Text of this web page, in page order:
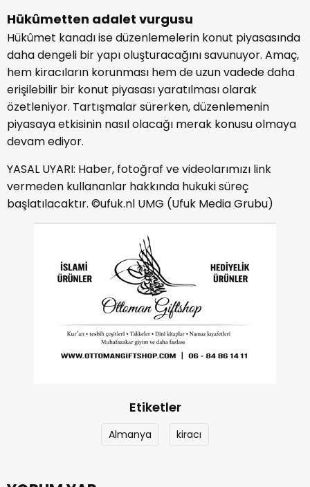
Hükûmetten adalet vurgusu
Hükûmet kanadı ise düzenlemelerin konut piyasasında
daha dengeli bir yapı oluşturacağını savunuyor. Amaç,
hem kiracıların korunması hem de uzun vadede daha
erişilebilir bir konut piyasası yaratılması olarak
özetleniyor. Tartışmalar sürerken, düzenlemenin
piyasaya etkisinin nasıl olacağı merak konusu olmaya
devam ediyor.
YASAL UYARI: Haber, fotoğraf ve videolarımızı link
vermeden kullananlar hakkında hukuki süreç
başlatılacaktır. ©ufuk.nl UMG (Ufuk Media Grubu)
Etiketler
Almanya kiracı